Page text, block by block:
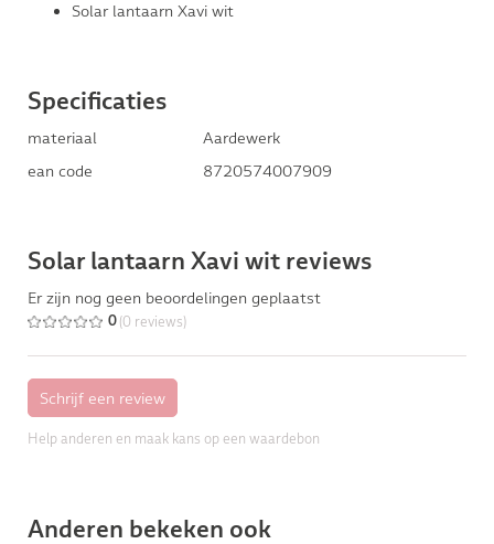
Solar lantaarn Xavi wit
Specificaties
materiaal
Aardewerk
ean code
8720574007909
Solar lantaarn Xavi wit reviews
Er zijn nog geen beoordelingen geplaatst
0 (0 reviews)
Help anderen en maak kans op een waardebon
Anderen bekeken ook